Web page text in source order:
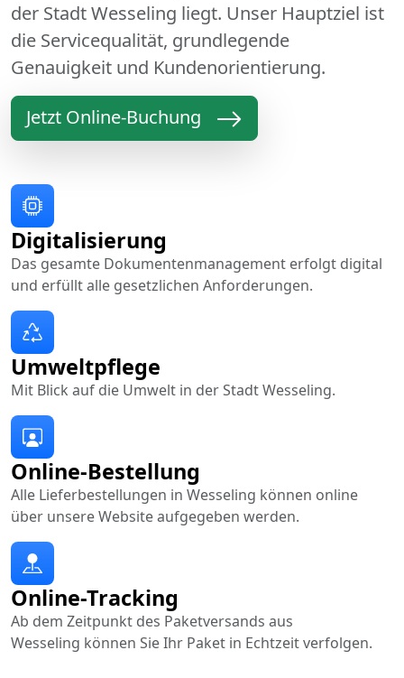
der Stadt Wesseling liegt. Unser Hauptziel ist
die Servicequalität, grundlegende
Genauigkeit und Kundenorientierung.
Jetzt Online-Buchung
Online-Bestellung
Alle Lieferbestellungen in Wesseling können online
über unsere Website aufgegeben werden.
Online-Tracking
Ab dem Zeitpunkt des Paketversands aus
Wesseling können Sie Ihr Paket in Echtzeit verfolgen.
Digitalisierung
Das gesamte Dokumentenmanagement erfolgt digital
und erfüllt alle gesetzlichen Anforderungen.
Umweltpflege
Mit Blick auf die Umwelt in der Stadt Wesseling.